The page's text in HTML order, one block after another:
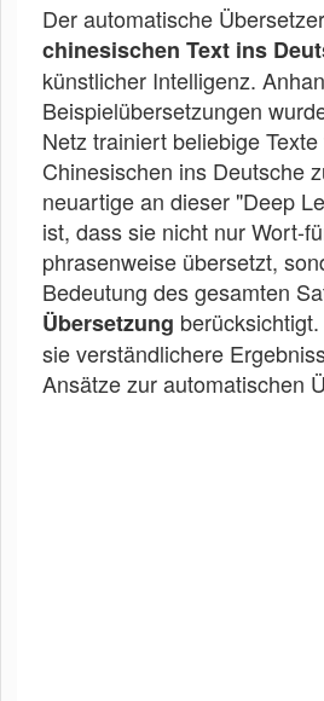
Der automatische
chinesischen Text ins
künstlicher Intelligenz.
Beispielübersetzungen
Netz trainiert beliebige Texte
Chinesischen ins Deutsche
neuartige an dieser "Deep
ist, dass sie nicht nur Wort-
phrasenweise übersetzt,
Bedeutung des gesamten
Übersetzung
sie verständlichere
Ansätze zur automatischen